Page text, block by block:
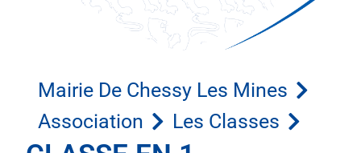
Mairie De Chessy Les Mines
Association
Les Classes